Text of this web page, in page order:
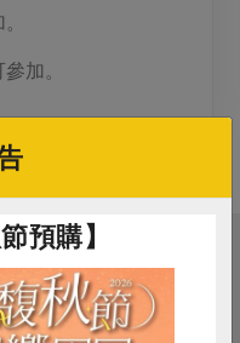
加。
預購】